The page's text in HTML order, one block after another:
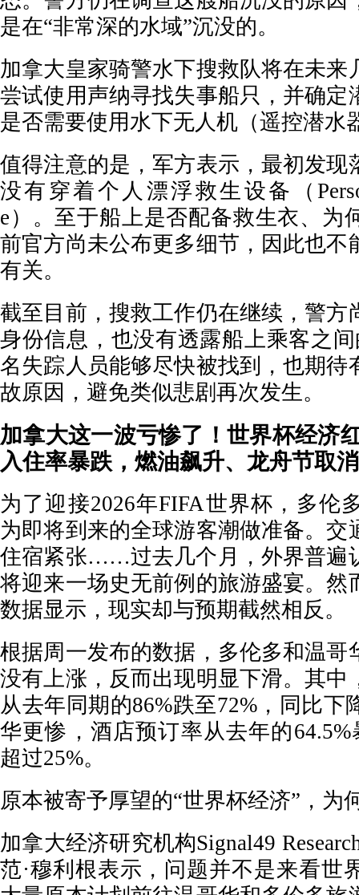
是在“非常深的水域”沉没的。
加拿大皇家骑警水下搜救队将在未来
尝试使用声纳寻找失事船只，并确定
是否需要使用水下无人机（遥控潜水
值得注意的是，军方表示，最初发现
没有穿着个人漂浮救生设备（
e）。至于船上是否配备救生衣、为
前官方尚未公布更多细节，因此也不
有关。
截至目前，搜救工作仍在继续，警方
身份信息，也没有透露船上乘客之
名失踪人员能够尽快被找到，也期待
故原因，避免类似悲剧再次发生。
加拿大这一波亏惨了！世界杯经济
入住率暴跌，燃油飙升、龙舟节取
为了迎接2026年FIFA世界杯，多伦
为即将到来的全球游客潮做准备。交
住宿紧张……过去几个月，外界普遍
将迎来一场史无前例的旅游盛宴。然
数据显示，现实却与预期截然相反。
根据周一发布的数据，多伦多和温哥
没有上涨，反而出现明显下滑。其中
从去年同期的86%跌至72%，同比下
华更惨，酒店预订率从去年的64.5%
超过25%。
原本被寄予厚望的“世界杯经济”，为
加拿大经济研究机构Signal49
范·穆利根表示，问题并不是来看世